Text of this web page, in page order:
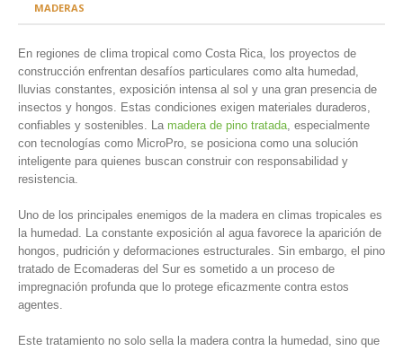
MADERAS
En regiones de clima tropical como Costa Rica, los proyectos de
construcción enfrentan desafíos particulares como alta humedad,
lluvias constantes, exposición intensa al sol y una gran presencia de
insectos y hongos. Estas condiciones exigen materiales duraderos,
confiables y sostenibles. La madera de pino tratada, especialmente
con tecnologías como MicroPro, se posiciona como una solución
inteligente para quienes buscan construir con responsabilidad y
resistencia.
Uno de los principales enemigos de la madera en climas tropicales es
la humedad. La constante exposición al agua favorece la aparición de
hongos, pudrición y deformaciones estructurales. Sin embargo, el pino
tratado de Ecomaderas del Sur es sometido a un proceso de
impregnación profunda que lo protege eficazmente contra estos
agentes.
Este tratamiento no solo sella la madera contra la humedad, sino que